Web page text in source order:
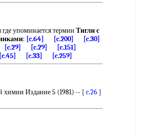
упоминается термин Тигли с
: [c.64] [c.200]
[c.30]
[c.29] [c.29]
[c.151]
[c.45] [c.33] [c.259]
химии Издание 5 (1981) -- [ c.26]